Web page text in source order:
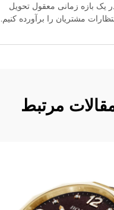
یک بازه زمانی معقول تحویل
مشتریان را برآورده کنیم.
مرتبط